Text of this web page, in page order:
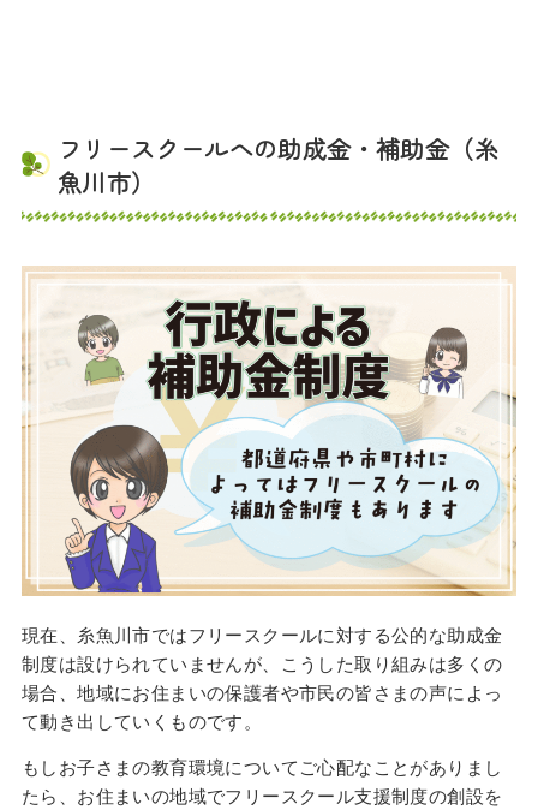
フリースクールへの助成金・補助金（糸
魚川市）
現在、糸魚川市ではフリースクールに対する公的な助成金
制度は設けられていませんが、こうした取り組みは多くの
場合、地域にお住まいの保護者や市民の皆さまの声によっ
て動き出していくものです。
もしお子さまの教育環境についてご心配なことがありまし
たら、お住まいの地域でフリースクール支援制度の創設を